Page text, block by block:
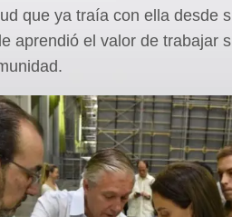
que ya traía con ella desde
aprendió el valor de trabajar